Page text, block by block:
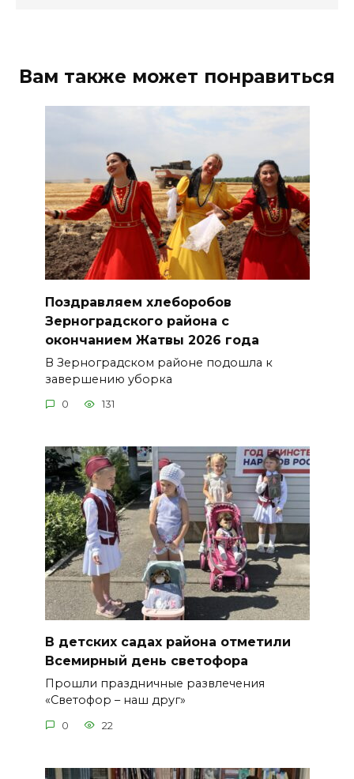
Вам также может понравиться
Поздравляем хлеборобов
Зерноградского района с
окончанием Жатвы 2026 года
В Зерноградском районе подошла к
завершению уборка
0 131
В детских садах района отметили
Всемирный день светофора
Прошли праздничные развлечения
«Светофор – наш друг»
0 22